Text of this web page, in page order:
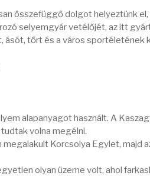
összefüggő dolgot helyeztünk
selyemgyár vetélőjét, az itt
ásót, tőrt és a város
alapanyagot használt. A
volna megélni.
megalakult Korcsolya Egylet, majd
olyan üzeme volt, ahol